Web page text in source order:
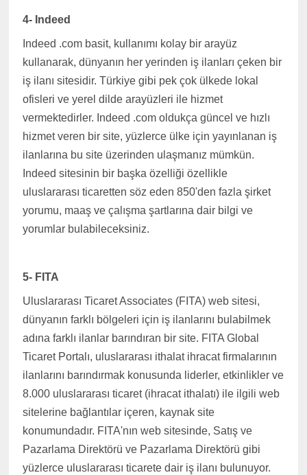
4- Indeed
Indeed .com basit, kullanımı kolay bir arayüz
kullanarak, dünyanın her yerinden iş ilanları çeken bir
iş ilanı sitesidir. Türkiye gibi pek çok ülkede lokal
ofisleri ve yerel dilde arayüzleri ile hizmet
vermektedirler. Indeed .com oldukça güncel ve hızlı
hizmet veren bir site, yüzlerce ülke için yayınlanan iş
ilanlarına bu site üzerinden ulaşmanız mümkün.
Indeed sitesinin bir başka özelliği özellikle
uluslararası ticaretten söz eden 850'den fazla şirket
yorumu, maaş ve çalışma şartlarına dair bilgi ve
yorumlar bulabileceksiniz.
5- FITA
Uluslararası Ticaret Associates (FITA) web sitesi,
dünyanın farklı bölgeleri için iş ilanlarını bulabilmek
adına farklı ilanlar barındıran bir site. FITA Global
Ticaret Portalı, uluslararası ithalat ihracat firmalarının
ilanlarını barındırmak konusunda liderler, etkinlikler ve
8.000 uluslararası ticaret (ihracat ithalatı) ile ilgili web
sitelerine bağlantılar içeren, kaynak site
konumundadır. FITA'nın web sitesinde, Satış ve
Pazarlama Direktörü ve Pazarlama Direktörü gibi
yüzlerce uluslararası ticarete dair iş ilanı bulunuyor.